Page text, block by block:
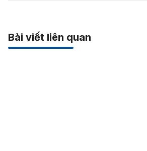
Bài viết liên quan